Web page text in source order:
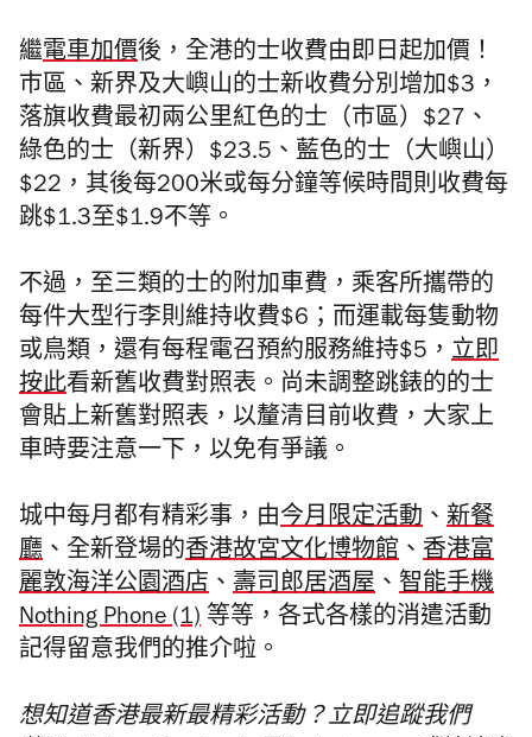
繼電車加價後，全港的士收費由即日起加價！
巿區、新界及大嶼山的士新收費分別增加$3，
落旗收費最初兩公里紅色的士（巿區）$27、
綠色的士（新界）$23.5、藍色的士（大嶼山）
$22，其後每200米或每分鐘等候時間則收費每
跳$1.3至$1.9不等。
不過，至三類的士的附加車費，乘客所攜帶的
每件大型行李則維持收費$6；而運載每隻動物
或鳥類，還有每程電召預約服務維持$5， 立即
按此看新舊收費對照表。尚未調整跳錶的的士
會貼上新舊對照表，以釐清目前收費，大家上
車時要注意一下，以免有爭議。
城中每月都有精彩事，由今月限定活動 、 新餐
廳 、全新登場的香港故宮文化博物館 、 香港富
麗敦海洋公園酒店 、 壽司郎居酒屋 、 智能手機
Nothing Phone (1) 等等，各式各樣的消遣活動
記得留意我們的推介啦。
想知道香港最新最精彩活動？立即追蹤我們